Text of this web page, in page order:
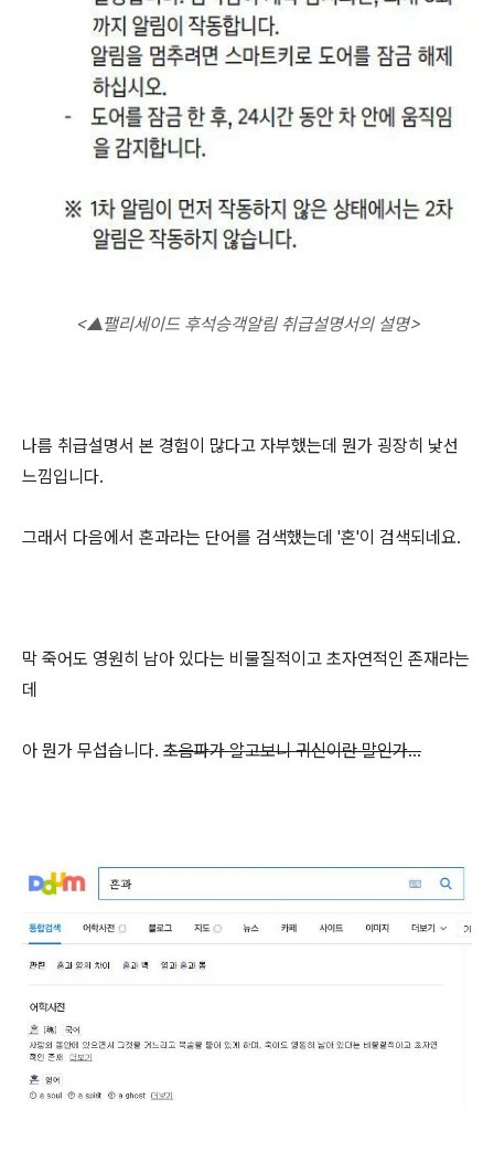
<▲팰리세이드 후석승객알림 취급설명서의 설명>
나름 취급설명서 본 경험이 많다고 자부했는데 뭔가 굉장히 낯선
느낌입니다.
그래서 다음에서 혼과라는 단어를 검색했는데 '혼'이 검색되네요.
막 죽어도 영원히 남아 있다는 비물질적이고 초자연적인 존재라는
데
아 뭔가 무섭습니다. 초음파가 알고보니 귀신이란 말인가...